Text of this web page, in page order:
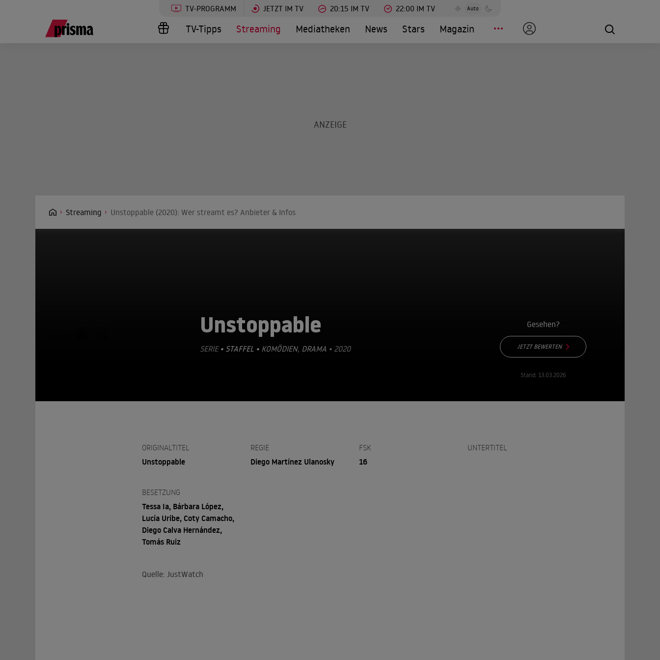
TV-PROGRAMM JETZT IM TV 20:15 IM TV 22:00 IM TV Auto
TV-Tipps Streaming Mediatheken News Stars Magazin
Streaming Unstoppable (2020): Wer streamt es? Anbieter & Infos
Unstoppable
SERIE • STAFFEL • KOMÖDIEN, DRAMA • 2020
Gesehen?
JETZT BEWERTEN
Stand: 13.03.2026
ORIGINALTITEL
Unstoppable
REGIE
Diego Martínez Ulanosky
FSK
16
UNTERTITEL
BESETZUNG
Tessa Ia, Bárbara López,
Lucía Uribe, Coty Camacho,
Diego Calva Hernández,
Tomás Ruiz
Quelle: JustWatch